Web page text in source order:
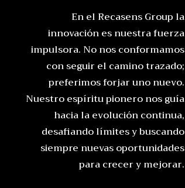
En el Recasens Group la
innovación es nuestra fuerza
impulsora. No nos conformamos
con seguir el camino trazado;
preferimos forjar uno nuevo.
Nuestro espíritu pionero nos guía
hacia la evolución continua,
desafiando límites y buscando
siempre nuevas oportunidades
para crecer y mejorar.